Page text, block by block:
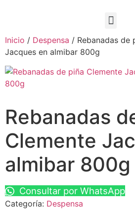
Inicio / Despensa / Rebanadas de
Jacques en almibar 800g
Rebanadas
Clemente
almibar 800g
Consultar por WhatsApp
Categoría: Despensa